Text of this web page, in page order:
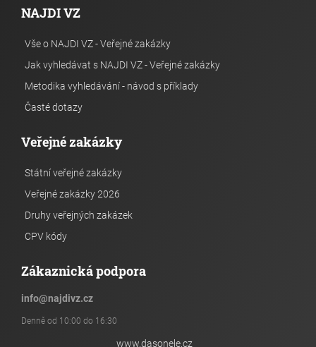
NAJDI VZ
Vše o NAJDI VZ - Veřejné zakázky
Jak vyhledávat s NAJDI VZ - Veřejné zakázky
Metodika vyhledávání - návod s příklady
Časté dotazy
Veřejné zakázky
Státní veřejné zakázky
Veřejné zakázky 2026
Druhy veřejných zakázek
CPV kódy
Zákaznická podpora
info@najdivz.cz
Denně od 10:00 do 16:30
www.dasonele.cz